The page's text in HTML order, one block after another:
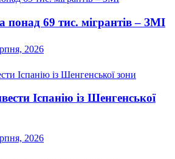
понад 69 тис. мігрантів – ЗМІ
2026
Іспанію із Шенгенської
2026